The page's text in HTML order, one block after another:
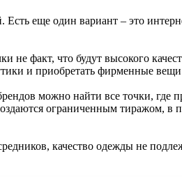
еще один вариант – это
не факт, что будут высокого
и приобретать фирменные
можно найти все точки, где
ограниченным тиражом, в
качество одежды не